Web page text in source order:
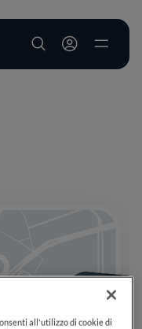
User account
all'utilizzo di cookie di